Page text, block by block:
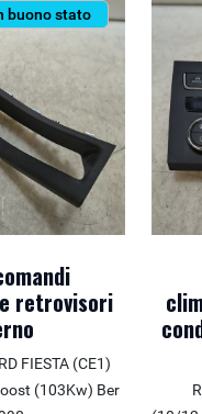
buono stato
retrovisori
FIESTA (CE1)
(103Kw) Ber